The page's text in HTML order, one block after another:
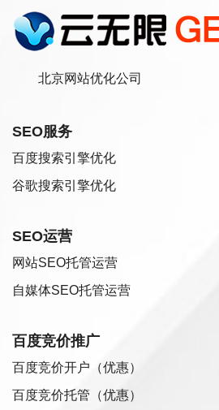
北京网站优化公司
SEO服务
百度搜索引擎优化
谷歌搜索引擎优化
SEO运营
网站SEO托管运营
自媒体SEO托管运营
百度竞价推广
百度竞价开户（优惠）
百度竞价托管（优惠）